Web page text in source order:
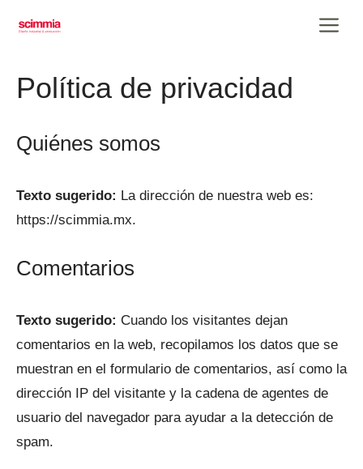
Política de privacidad
Quiénes somos
Texto sugerido: La dirección de nuestra web es:
https://scimmia.mx.
Comentarios
Texto sugerido: Cuando los visitantes dejan
comentarios en la web, recopilamos los datos que se
muestran en el formulario de comentarios, así como la
dirección IP del visitante y la cadena de agentes de
usuario del navegador para ayudar a la detección de
spam.